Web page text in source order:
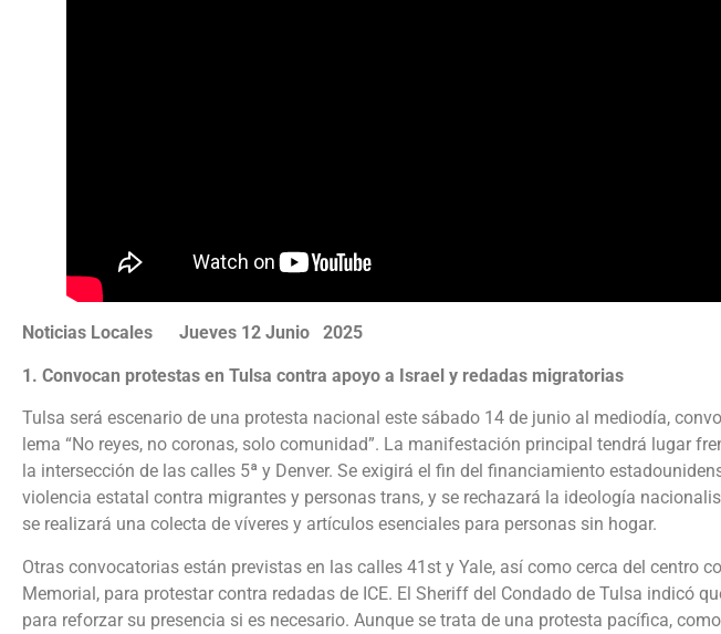
Noticias Locales Jueves 12 Junio 2025
1. Convocan protestas en Tulsa contra apoyo a Israel y redadas migratorias
Tulsa será escenario de una protesta nacional este sábado 14 de junio al mediodía,
lema “No reyes, no coronas, solo comunidad”. La manifestación principal tendrá lugar
la intersección de las calles 5ª y Denver. Se exigirá el fin del financiamiento
violencia estatal contra migrantes y personas trans, y se rechazará la ideología
se realizará una colecta de víveres y artículos esenciales para personas sin hogar.
Otras convocatorias están previstas en las calles 41st y Yale, así como cerca del centro
Memorial, para protestar contra redadas de ICE. El Sheriff del Condado de Tulsa indicó
para reforzar su presencia si es necesario. Aunque se trata de una protesta pacífica,